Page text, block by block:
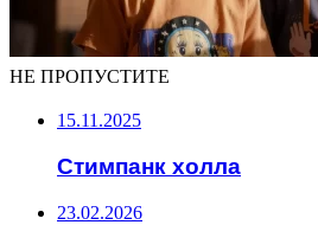
НЕ ПРОПУСТИТЕ
15.11.2025
Стимпанк холла
23.02.2026